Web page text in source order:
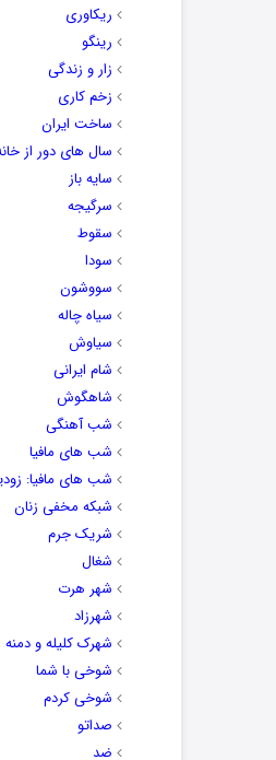
ریکاوری
رینگو
زار و زندگی
زخم کاری
ساخت ایران
سال های دور از
سایه باز
سرگیجه
سقوط
سودا
سووشون
سیاه چاله
سیاوش
شام ایرانی
شاهگوش
شب آهنگی
شب های مافیا
شب های مافیا:
شبکه مخفی زنان
شریک جرم
شغال
شهر هرت
شهرزاد
شهرک کلیله و دمنه
شوخی با شما
شوخی کردم
صداتو
ضد